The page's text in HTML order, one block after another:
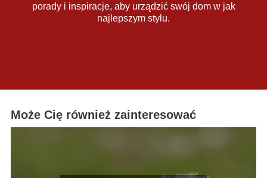
porady i inspiracje, aby urządzić swój dom w jak
najlepszym stylu.
Może Cię również zainteresować